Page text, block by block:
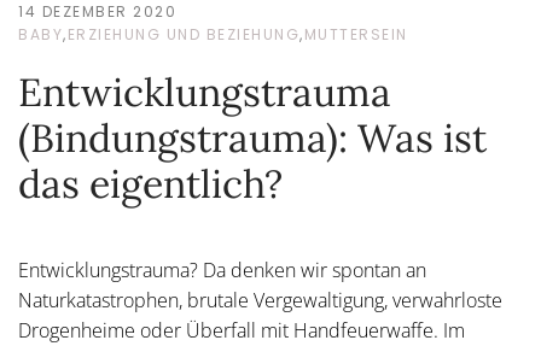
14 DEZEMBER 2020
BABY,ERZIEHUNG UND BEZIEHUNG,MUTTERSEIN
Entwicklungstrauma
(Bindungstrauma): Was ist
das eigentlich?
Entwicklungstrauma? Da denken wir spontan an
Naturkatastrophen, brutale Vergewaltigung, verwahrloste
Drogenheime oder Überfall mit Handfeuerwaffe. Im